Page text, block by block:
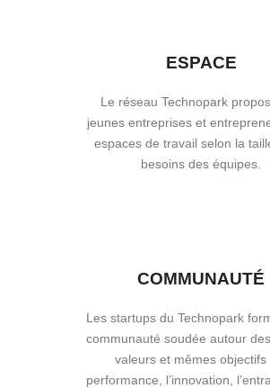
ESPACE
Le réseau Technopark
jeunes entreprises et
espaces de travail selon la
besoins des équipes.
COMMUNAUTÉ
Les startups du Technopark
communauté soudée autour
valeurs et mêmes objectifs
performance, l’innovation,